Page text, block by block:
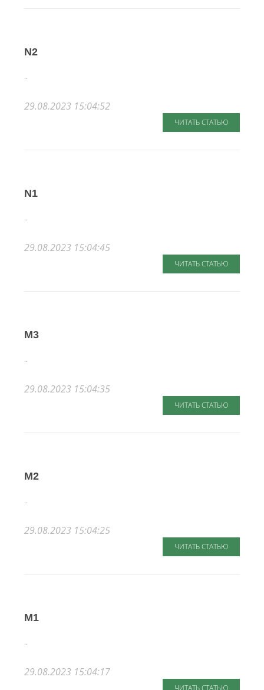
N2
..
29.08.2023 15:04:52
ЧИТАТЬ СТАТЬЮ
N1
..
29.08.2023 15:04:45
ЧИТАТЬ СТАТЬЮ
M3
..
29.08.2023 15:04:35
ЧИТАТЬ СТАТЬЮ
M2
..
29.08.2023 15:04:25
ЧИТАТЬ СТАТЬЮ
M1
..
29.08.2023 15:04:17
ЧИТАТЬ СТАТЬЮ